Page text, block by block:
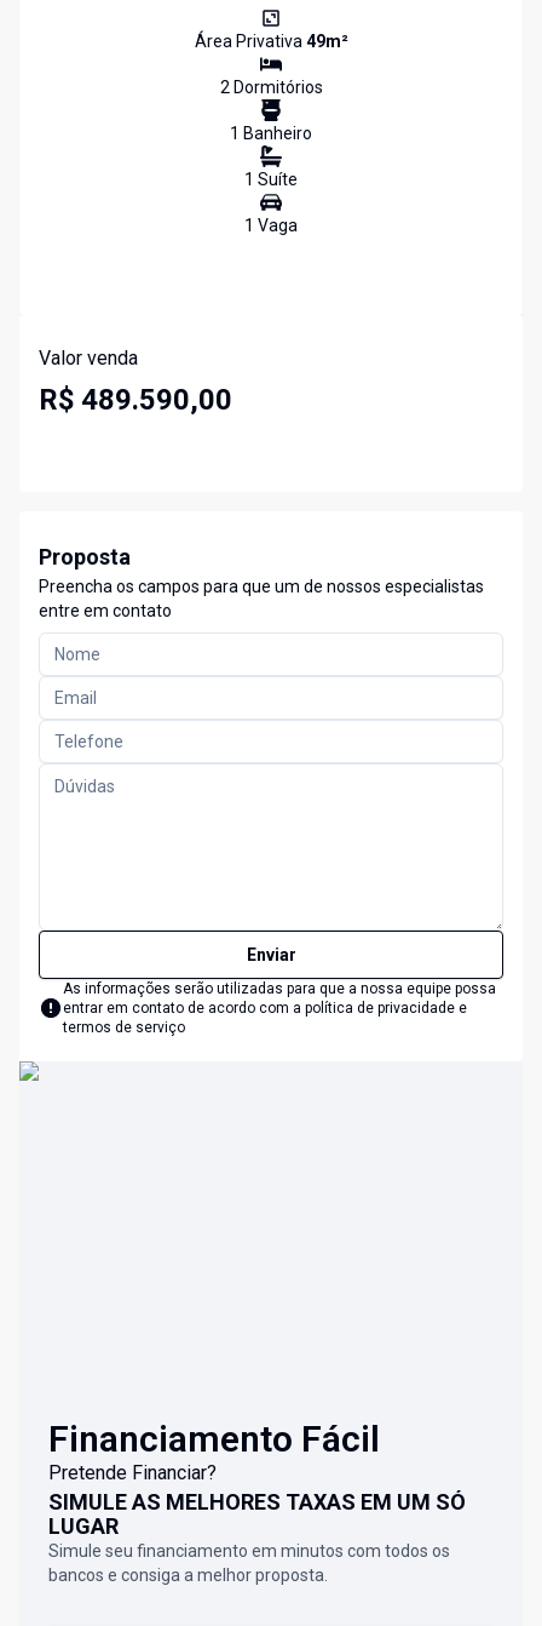
Área Privativa49m²
2Dormitórios
1 Banheiro
1 Suíte
1 Vaga
Valor venda
R$ 489.590,00
Proposta
Preencha os campos para que um de nossos especialistas
entre em contato
Enviar
As informações serão utilizadas para que a nossa equipe possa
entrar em contato de acordo com a política de privacidade e
termos de serviço
Financiamento Fácil
Pretende Financiar?
SIMULE AS MELHORES TAXAS EM UM SÓ
LUGAR
Simule seu financiamento em minutos com todos os
bancos e consiga a melhor proposta.